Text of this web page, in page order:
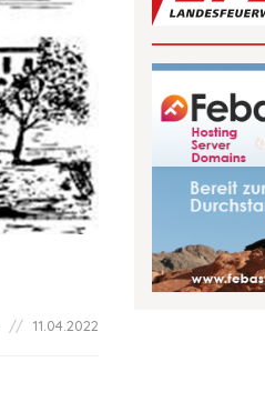
11.04.2022